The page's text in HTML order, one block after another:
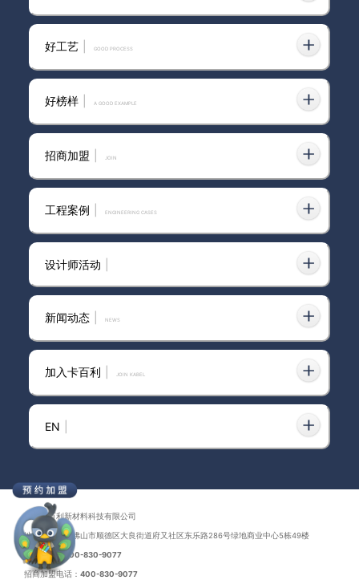
2024-08-07
石艺术漆！！！
别再盲目跟风乳胶漆！装修墙面推荐
选卡百利蛋壳光艺术漆，颜值与实用
并存
2024-12-27
60%就能美到窒息！
2024-12-25
奶油风装修必选！卡百利蛋壳光艺术
漆完美打造高级肌理感
2025-08-14 蛋壳光艺术漆美到犯规😭装出轻奢感
2024-12-13
卡百利蛋壳光艺术漆墙面优势：耐脏
好工艺 GOOD PROCESS
好榜样 A GOOD EXAMPLE
招商加盟 join
工程案例 ENGINEERING CASES
设计师活动
新闻动态 news
加入卡百利 JOIN KABEL
EN
广东卡百利新材料科技有限公司
地址：广东省佛山市顺德区大良街道府又社区东乐路286号绿地商业中心5栋49楼
联系电话：400-830-9077
招商加盟电话： 400-830-9077